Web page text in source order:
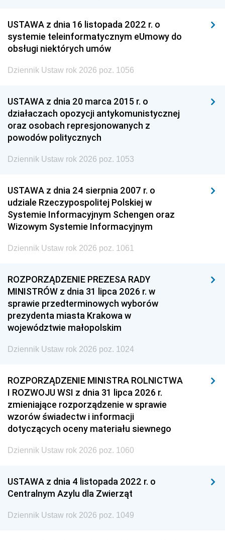
USTAWA z dnia 16 listopada 2022 r. o
systemie teleinformatycznym eUmowy do
obsługi niektórych umów
Dziennik Ustaw rok 2026 poz. 1056
USTAWA z dnia 20 marca 2015 r. o
działaczach opozycji antykomunistycznej
oraz osobach represjonowanych z
powodów politycznych
Dziennik Ustaw rok 2026 poz. 1053
USTAWA z dnia 24 sierpnia 2007 r. o
udziale Rzeczypospolitej Polskiej w
Systemie Informacyjnym Schengen oraz
Wizowym Systemie Informacyjnym
Dziennik Ustaw rok 2026 poz. 1061
ROZPORZĄDZENIE PREZESA RADY
MINISTRÓW z dnia 31 lipca 2026 r. w
sprawie przedterminowych wyborów
prezydenta miasta Krakowa w
województwie małopolskim
Dziennik Ustaw rok 2026 poz. 1024
ROZPORZĄDZENIE MINISTRA ROLNICTWA
I ROZWOJU WSI z dnia 31 lipca 2026 r.
zmieniające rozporządzenie w sprawie
wzorów świadectw i informacji
dotyczących oceny materiału siewnego
Dziennik Ustaw rok 2026 poz. 1060
USTAWA z dnia 4 listopada 2022 r. o
Centralnym Azylu dla Zwierząt
Dziennik Ustaw rok 2026 poz. 1049